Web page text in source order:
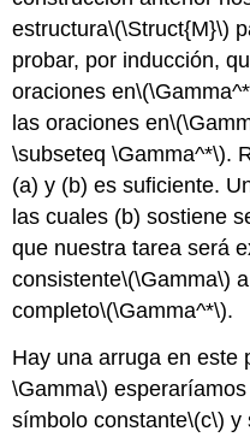
estructura\(\Struct{M}\)
probar, por inducción,
oraciones en
las oraciones en
\subseteq \Gamma^*\).
(a) y (b) es suficiente.
las cuales (b) sostiene
que nuestra tarea será
consistente\(\Gamma\)
completo\(\Gamma^*\).
Hay una arruga en este
\Gamma\)
símbolo constante\(c\) y